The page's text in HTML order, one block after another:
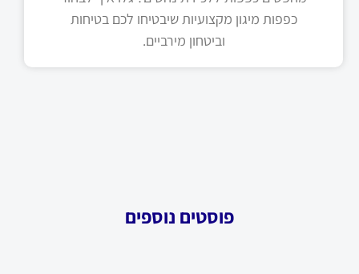
כפפות מיגון מקצועיות שיבטיחו לכם בטיחות
וביטחון מירביים.
פוסטים נוספים